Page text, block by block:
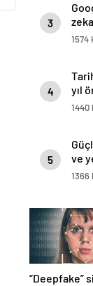
3
1574
4
yıl
1440
5
ve
1366
“Deepfake”